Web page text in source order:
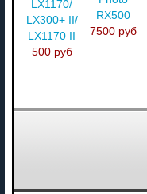
LX1170/
LX300+ II/
LX1170 II
500 руб
RX500
7500 руб